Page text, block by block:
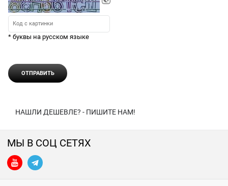
* буквы на русском языке
НАШЛИ ДЕШЕВЛЕ? - ПИШИТЕ НАМ!
МЫ В СОЦ СЕТЯХ